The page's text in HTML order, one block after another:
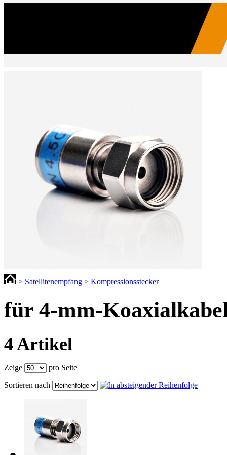
> Satellitenempfang > Kompressionsstecker
für 4-mm-
4 Artikel
Zeige pro Seite
Sortieren nach